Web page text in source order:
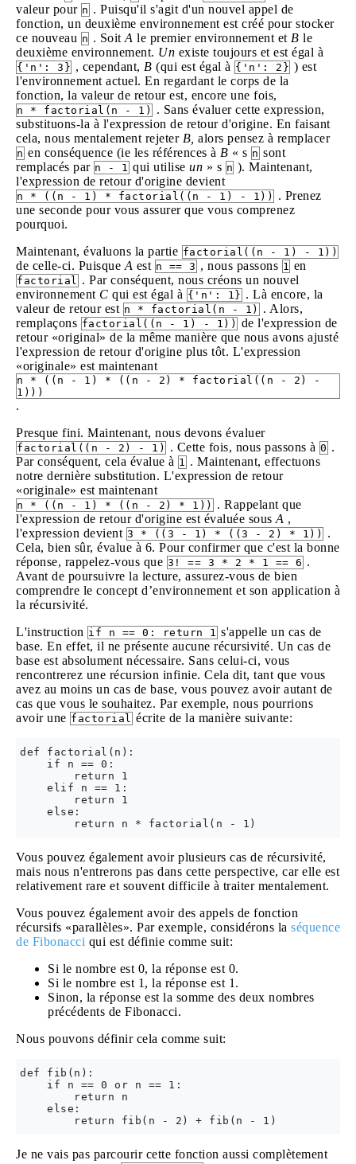
valeur pour n . Puisqu'il s'agit d'un nouvel appel de
fonction, un deuxième environnement est créé pour stocker
ce nouveau n . Soit A le premier environnement et B le
deuxième environnement. Un existe toujours et est égal à
{'n': 3} , cependant, B (qui est égal à {'n': 2} ) est
l'environnement actuel. En regardant le corps de la
fonction, la valeur de retour est, encore une fois,
n * factorial(n - 1)
. Sans évaluer cette expression,
substituons-la à l'expression de retour d'origine. En faisant
cela, nous mentalement rejeter B, alors pensez à remplacer
n en conséquence (ie les références à B « s n sont
remplacés par n - 1 qui utilise un » s n ). Maintenant,
l'expression de retour d'origine devient
n * ((n - 1) * factorial((n - 1) - 1))
. Prenez
une seconde pour vous assurer que vous comprenez
pourquoi.
Maintenant, évaluons la partie factorial((n - 1) - 1))
de celle-ci. Puisque A est n == 3 , nous passons 1 en
factorial . Par conséquent, nous créons un nouvel
environnement C qui est égal à {'n': 1} . Là encore, la
valeur de retour est n * factorial(n - 1)
. Alors,
remplaçons factorial((n - 1) - 1)) de l'expression de
retour «original» de la même manière que nous avons ajusté
l'expression de retour d'origine plus tôt. L'expression
«originale» est maintenant
n * ((n - 1) * ((n - 2) * factorial((n - 2) -
1)))
.
Presque fini. Maintenant, nous devons évaluer
factorial((n - 2) - 1) . Cette fois, nous passons à 0 .
Par conséquent, cela évalue à 1 . Maintenant, effectuons
notre dernière substitution. L'expression de retour
«originale» est maintenant
n * ((n - 1) * ((n - 2) * 1))
. Rappelant que
l'expression de retour d'origine est évaluée sous A ,
l'expression devient 3 * ((3 - 1) * ((3 - 2) * 1))
.
Cela, bien sûr, évalue à 6. Pour confirmer que c'est la bonne
réponse, rappelez-vous que 3! == 3 * 2 * 1 == 6 .
Avant de poursuivre la lecture, assurez-vous de bien
comprendre le concept d’environnement et son application à
la récursivité.
L'instruction if n == 0: return 1 s'appelle un cas de
base. En effet, il ne présente aucune récursivité. Un cas de
base est absolument nécessaire. Sans celui-ci, vous
rencontrerez une récursion infinie. Cela dit, tant que vous
avez au moins un cas de base, vous pouvez avoir autant de
cas que vous le souhaitez. Par exemple, nous pourrions
avoir une factorial écrite de la manière suivante:
def factorial(n):
    if n == 0:
        return 1
    elif n == 1:
        return 1
    else:
Vous pouvez également avoir plusieurs cas de récursivité,
mais nous n'entrerons pas dans cette perspective, car elle est
relativement rare et souvent difficile à traiter mentalement.
Vous pouvez également avoir des appels de fonction
récursifs «parallèles». Par exemple, considérons la séquence
de Fibonacci qui est définie comme suit:
Si le nombre est 0, la réponse est 0.
Si le nombre est 1, la réponse est 1.
Sinon, la réponse est la somme des deux nombres
précédents de Fibonacci.
Nous pouvons définir cela comme suit:
def fib(n):
    if n == 0 or n == 1:
        return n
    else:
Je ne vais pas parcourir cette fonction aussi complètement